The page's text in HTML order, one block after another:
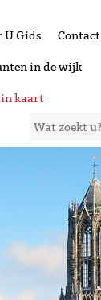
U Gids Contact
in de wijk
kaart